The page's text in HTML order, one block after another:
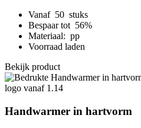
Vanaf 50 stuks
Bespaar tot 56%
Materiaal: pp
Voorraad laden
Bekijk product
Handwarmer in hartvorm